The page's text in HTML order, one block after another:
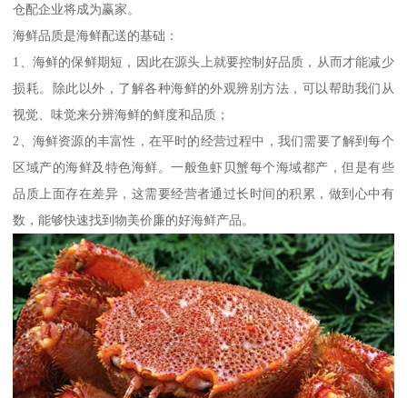
仓配企业将成为赢家。
海鲜品质是海鲜配送的基础：
1、海鲜的保鲜期短，因此在源头上就要控制好品质，从而才能减少
损耗。除此以外，了解各种海鲜的外观辨别方法，可以帮助我们从
视觉、味觉来分辨海鲜的鲜度和品质；
2、海鲜资源的丰富性，在平时的经营过程中，我们需要了解到每个
区域产的海鲜及特色海鲜。一般鱼虾贝蟹每个海域都产，但是有些
品质上面存在差异，这需要经营者通过长时间的积累，做到心中有
数，能够快速找到物美价廉的好海鲜产品。